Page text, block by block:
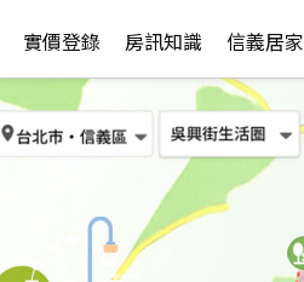
實價登錄 房訊知識 信義居家